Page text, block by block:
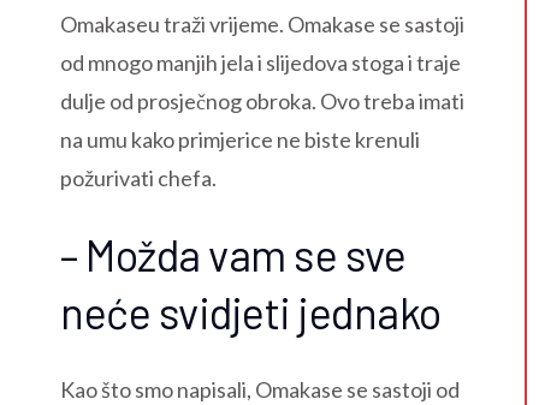
Omakaseu traži vrijeme. Omakase se sastoji
od mnogo manjih jela i slijedova stoga i traje
dulje od prosječnog obroka. Ovo treba imati
na umu kako primjerice ne biste krenuli
požurivati chefa.
– Možda vam se sve
neće svidjeti jednako
Kao što smo napisali, Omakase se sastoji od